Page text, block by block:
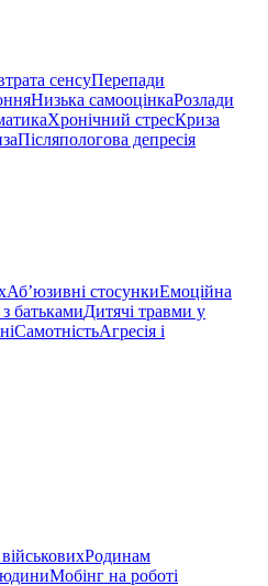
сенсуПерепади
Низька самооцінкаРозлади
Хронічний стресКриза
Післяпологова депресія
Абʼюзивні стосункиЕмоційна
батькамиДитячі травми у
СамотністьАгресія і
Родинам
Мобінг на роботі